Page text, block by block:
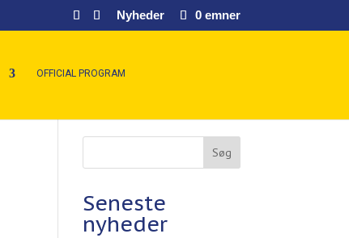
Nyheder 0 emner
OFFICIAL PROGRAM
Søg
Seneste
nyheder